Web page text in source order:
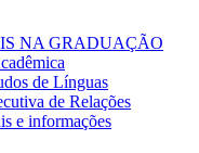
NA GRADUAÇÃO
de Línguas
de Relações
e informações